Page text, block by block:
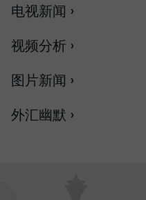
电视新闻 ›
视频分析 ›
图片新闻 ›
外汇幽默 ›